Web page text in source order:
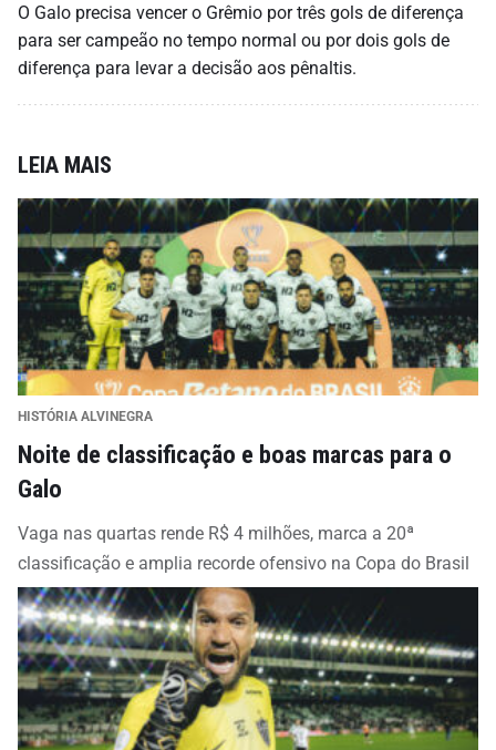
O Galo precisa vencer o Grêmio por três gols de diferença
para ser campeão no tempo normal ou por dois gols de
diferença para levar a decisão aos pênaltis.
LEIA MAIS
HISTÓRIA ALVINEGRA
Noite de classificação e boas marcas para o
Galo
Vaga nas quartas rende R$ 4 milhões, marca a 20ª
classificação e amplia recorde ofensivo na Copa do Brasil